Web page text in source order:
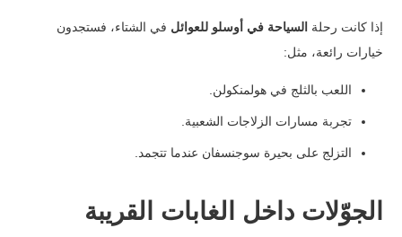
إذا كانت رحلة السياحة في أوسلو للعوائل في الشتاء، فستجدون
خيارات رائعة، مثل:
اللعب بالثلج في هولمنكولن.
تجربة مسارات الزلاجات الشعبية.
التزلج على بحيرة سوجنسفان عندما تتجمد.
الجوّلات داخل الغابات القريبة